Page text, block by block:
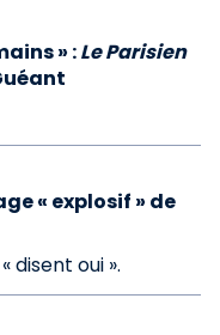
» :Le Parisien
« explosif » de
disent oui ».